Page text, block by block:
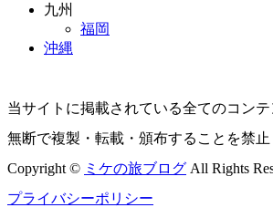
九州
福岡
沖縄
当サイトに掲載されている全てのコン
無断で複製・転載・頒布することを禁止
Copyright © ミケの旅ブログ All Rights
プライバシーポリシー